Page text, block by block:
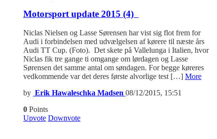
Motorsport update 2015 (4)
Niclas Nielsen og Lasse Sørensen har vist sig flot frem for
Audi i forbindelsen med udvælgelsen af kørere til næste års
Audi TT Cup. (Foto). Det skete på Vallelunga i Italien, hvor
Niclas fik tre gange ti omgange om lørdagen og Lasse
Sørensen det samme antal om søndagen. For begge køreres
vedkommende var det deres første alvorlige test […] More
by Erik Hawaleschka Madsen 08/12/2015, 15:51
0 Points
Upvote Downvote